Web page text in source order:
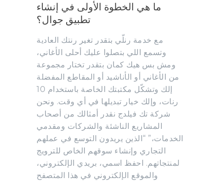
ما هي الخطوة الأولى في إنشاء
تطبيق جوال؟
مع خدمة رنلّي بتقدر تغير رنتك العادية
وتسمع اللي بتصلوا عليك أحلى الأغاني،
ومش بس هيك كمان بتقدر تختار مجموعة
من الأغاني أو الأناشيد أو المقاطع المفضلة
إلك وتشكّل مكتبتك الخاصة باستخدام 10
رنات، وإلك خيار تبديلها في أي وقت. ونحن
شركة تك فيلدج نقدر أمثالك من أصحاب
المشاريع الناشئة والشركات ومقدمي
الخدمات،” “الذين يريدون التوسع في عملهم
التجاري وإنشاء سوقهم الخاص للترويج
لمنتجاتهم. احفظ اسمي، بريدي الإلكتروني،
والموقع الإلكتروني في هذا المتصفح